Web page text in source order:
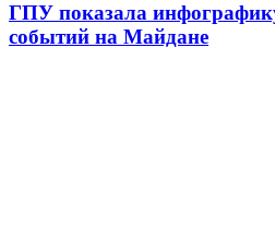
ГПУ показала
событий на Майдане